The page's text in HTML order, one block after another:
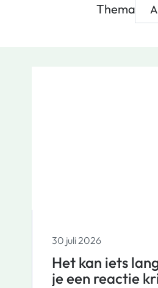
Thema
30 juli 2026
Het kan iets
je een reactie